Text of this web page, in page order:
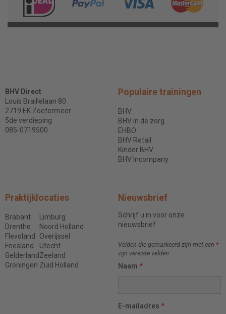
BHV Direct
Louis Braillelaan 80
2719 EK Zoetermeer
5de verdieping
085-0719500
Populaire trainingen
BHV
BHV in de zorg
EHBO
BHV Retail
Kinder BHV
BHV Incompany
Praktijklocaties
Brabant
Drenthe
Flevoland
Friesland
Gelderland
Groningen
Limburg
Noord Holland
Overijssel
Utecht
Zeeland
Zuid Holland
Nieuwsbrief
Schrijf u in voor onze
nieuwsbrief
Velden die gemarkeerd zijn met een *
zijn vereiste velden
Naam *
E-mailadres *